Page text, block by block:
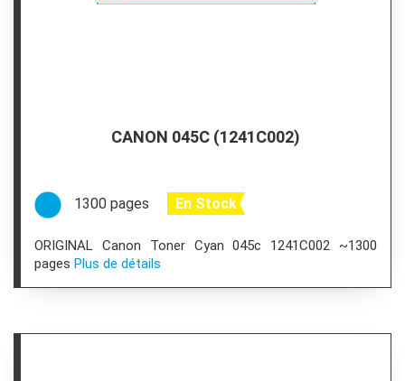
CANON 045C (1241C002)
1300 pages En Stock
ORIGINAL Canon Toner Cyan 045c 1241C002 ~1300
pages Plus de détails